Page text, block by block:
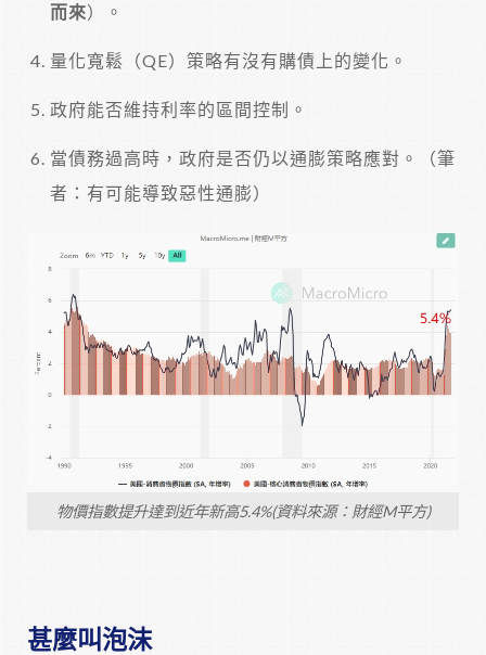
而來）。
量化寬鬆（QE）策略有沒有購債上的變化。
政府能否維持利率的區間控制。
當債務過高時，政府是否仍以通膨策略應對。（筆
者：有可能導致惡性通膨）
物價指數提升達到近年新高5.4%(資料來源：財經M平方)
甚麼叫泡沫